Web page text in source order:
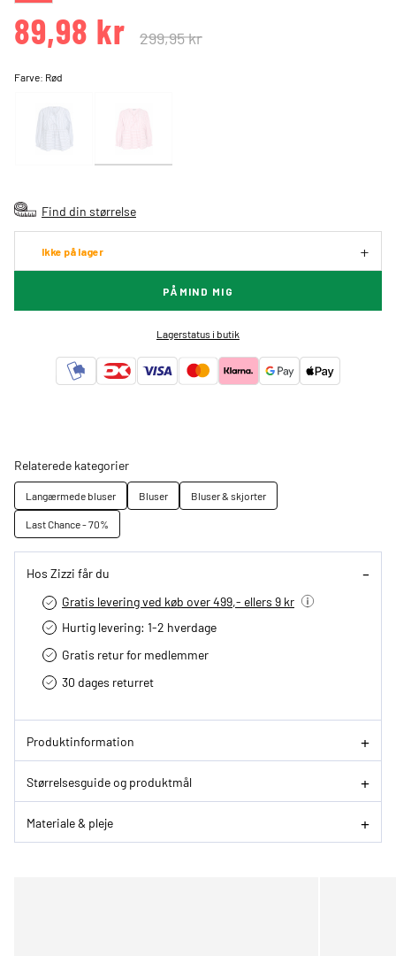
89,98 kr 299,95 kr
Farve: Rød
Find din størrelse
Ikke på lager
PÅMIND MIG
Lagerstatus i butik
Relaterede kategorier
Langærmede bluser Bluser
Bluser & skjorter
Last Chance - 70%
Hos Zizzi får du
Gratis levering ved køb over 499,- ellers 9 kr
Hurtig levering­: 1-2 hverdage
Gratis retur for medlemmer
30 dages returret
Produktinformation
Størrelsesguide og produktmål
Materiale & pleje